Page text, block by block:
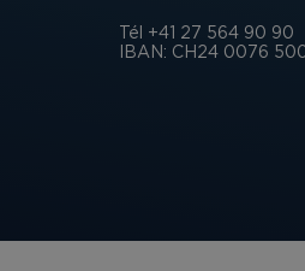
Tél +41 27 564 90 90
IBAN: CH24 0076